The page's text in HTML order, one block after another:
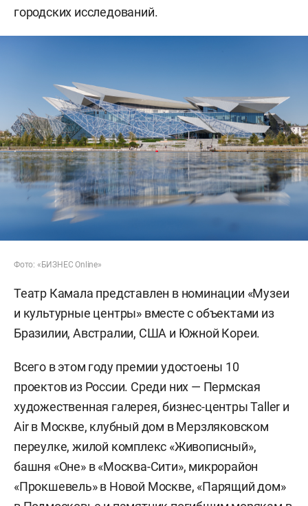
городских исследований.
Фото: «БИЗНЕС Online»
Театр Камала представлен в номинации «Музеи
и культурные центры» вместе с объектами из
Бразилии, Австралии, США и Южной Кореи.
Всего в этом году премии удостоены 10
проектов из России. Среди них — Пермская
художественная галерея, бизнес-центры Taller и
Air в Москве, клубный дом в Мерзляковском
переулке, жилой комплекс «Живописный»,
башня «Оне» в «Москва-Сити», микрорайон
«Прокшевель» в Новой Москве, «Парящий дом»